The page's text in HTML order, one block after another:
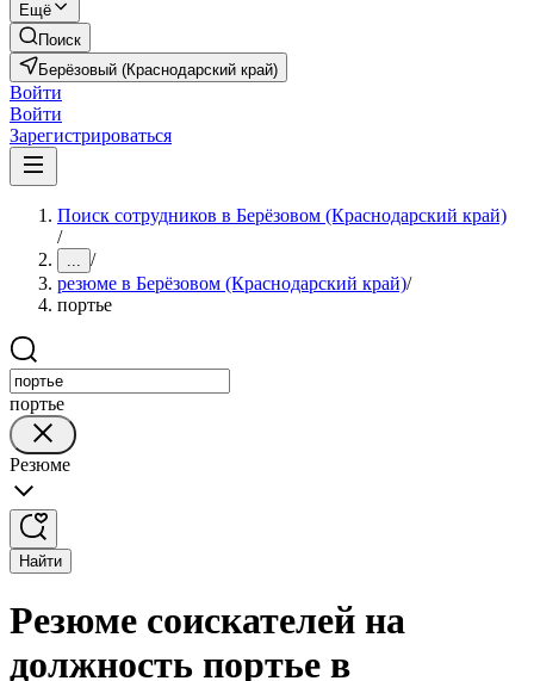
Ещё
Поиск
Берёзовый (Краснодарский край)
Войти
Войти
Зарегистрироваться
Поиск сотрудников в Берёзовом (Краснодарский край)
/
... /
резюме в Берёзовом (Краснодарский край)/
портье
портье
Резюме
Найти
Резюме соискателей на
должность портье в